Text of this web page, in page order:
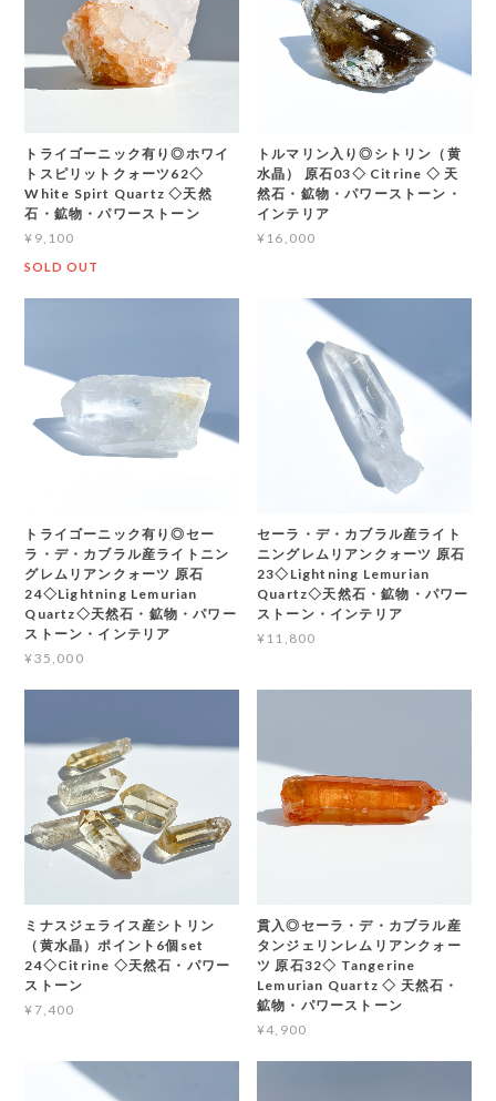
トライゴーニック有り◎ホワイ
トスピリットクォーツ62◇
White Spirt Quartz ◇天然
石・鉱物・パワーストーン
¥9,100
SOLD OUT
トルマリン入り◎シトリン（黄
水晶） 原石03◇ Citrine ◇ 天
然石・鉱物・パワーストーン・
インテリア
¥16,000
トライゴーニック有り◎セー
ラ・デ・カブラル産ライトニン
グレムリアンクォーツ 原石
24◇Lightning Lemurian
Quartz◇天然石・鉱物・パワー
ストーン・インテリア
¥35,000
セーラ・デ・カブラル産ライト
ニングレムリアンクォーツ 原石
23◇Lightning Lemurian
Quartz◇天然石・鉱物・パワー
ストーン・インテリア
¥11,800
ミナスジェライス産シトリン
（黄水晶）ポイント6個set
24◇Citrine ◇天然石・パワー
ストーン
¥7,400
貫入◎セーラ・デ・カブラル産
タンジェリンレムリアンクォー
ツ 原石32◇ Tangerine
Lemurian Quartz ◇ 天然石・
鉱物・パワーストーン
¥4,900